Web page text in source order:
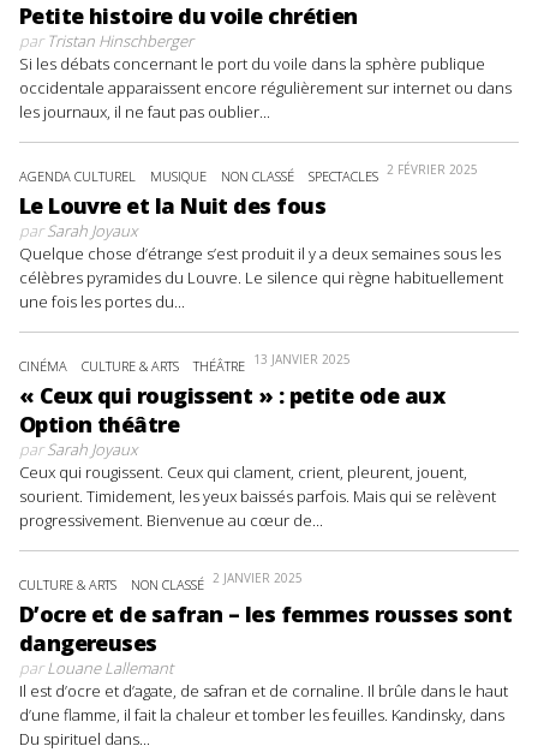
Petite histoire du voile chrétien
parTristan Hinschberger
Si les débats concernant le port du voile dans la sphère publique
occidentale apparaissent encore régulièrement sur internet ou dans
les journaux, il ne faut pas oublier...
AGENDA CULTUREL MUSIQUE NON CLASSÉ SPECTACLES 2 FÉVRIER 2025
Le Louvre et la Nuit des fous
parSarah Joyaux
Quelque chose d’étrange s’est produit il y a deux semaines sous les
célèbres pyramides du Louvre. Le silence qui règne habituellement
une fois les portes du...
CINÉMA CULTURE & ARTS THÉÂTRE 13 JANVIER 2025
« Ceux qui rougissent » : petite ode aux
Option théâtre
parSarah Joyaux
Ceux qui rougissent. Ceux qui clament, crient, pleurent, jouent,
sourient. Timidement, les yeux baissés parfois. Mais qui se relèvent
progressivement. Bienvenue au cœur de...
CULTURE & ARTS NON CLASSÉ 2 JANVIER 2025
D’ocre et de safran – les femmes rousses sont
dangereuses
parLouane Lallemant
Il est d’ocre et d’agate, de safran et de cornaline. Il brûle dans le haut
d’une flamme, il fait la chaleur et tomber les feuilles. Kandinsky, dans
Du spirituel dans...